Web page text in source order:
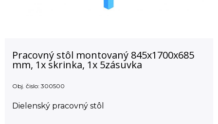
Pracovný stôl montovaný 845x1700x685
mm, 1x skrinka, 1x 5zásuvka
Obj. čislo: 300500
Dielenský pracovný stôl